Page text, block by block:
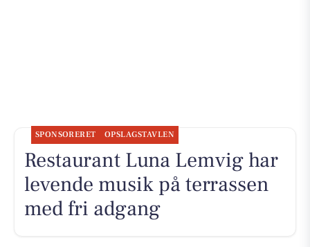
SPONSORERET OPSLAGSTAVLEN
Restaurant Luna Lemvig har
levende musik på terrassen
med fri adgang